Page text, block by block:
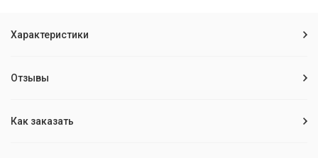
Характеристики
Отзывы
Как заказать